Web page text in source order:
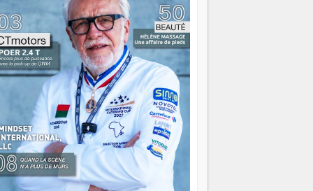
on pourrait s'arrêter là, applaudir et
chez soi satisfait. Mais ce serait
à côté d'une chose essentielle. La
ça brûle fort — et parfois, ça brûle
Une flamme sans direction peut
autant qu'elle peut consumer. C'est
que les aînés entrent en scène — pas
reprendre le gouvernail, mais pour
où sont les récifs. Les jeunes ont la
les vieux ont l'expérience, comme on
Ce n'est pas un combat de générations
c'est une question d'équipage. Partagez
réussites, mais aussi vos échecs. Surtout
échecs, d'ailleurs — ils enseignent
que n'importe quel manuel. À